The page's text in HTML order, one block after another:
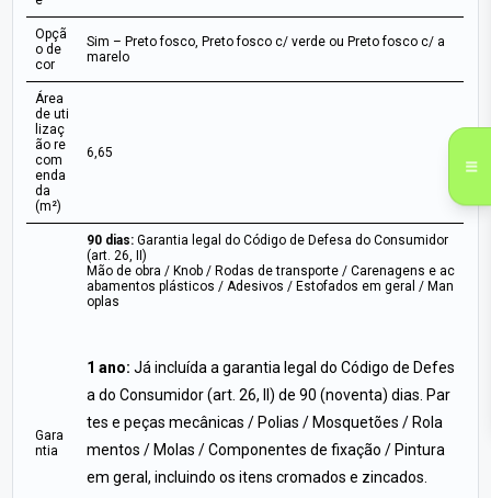
Opçã
o de
cor
Sim – Preto fosco, Preto fosco c/ verde ou Preto fosco c/ a
marelo
Área
de uti
lizaç
ão re
com
enda
da
(m²)
6,65
Gara
ntia
90 dias: Garantia legal do Código de Defesa do Consumidor
(art. 26, II)
Mão de obra / Knob / Rodas de transporte / Carenagens e ac
abamentos plásticos / Adesivos / Estofados em geral / Man
oplas
1 ano: Já incluída a garantia legal do Código de Defes
a do Consumidor (art. 26, II) de 90 (noventa) dias. Par
tes e peças mecânicas / Polias / Mosquetões / Rola
mentos / Molas / Componentes de fixação / Pintura
em geral, incluindo os itens cromados e zincados.